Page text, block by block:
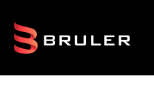
contenido